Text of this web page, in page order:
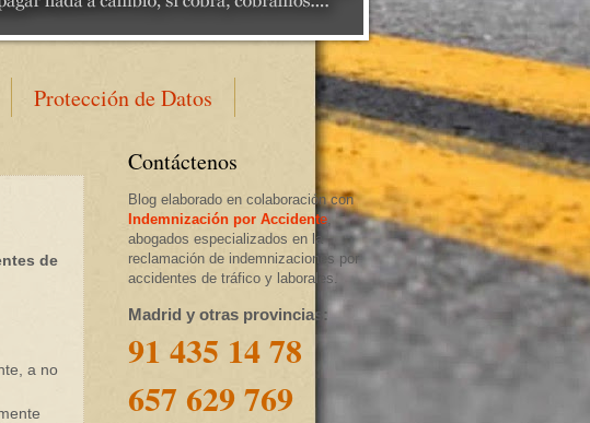
Protección de Datos
de
a no
Contáctenos
Blog elaborado en colaboración con
Indemnización por Accidente
abogados especializados en la
reclamación de indemnizaciones por
accidentes de tráfico y laborales.
Madrid y otras provincias:
91 435 14 78
657 629 769